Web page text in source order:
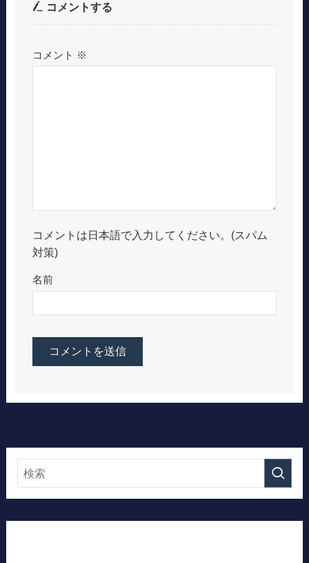
コメントする
コメント ※
コメントは日本語で入力してください。(スパム
対策)
名前